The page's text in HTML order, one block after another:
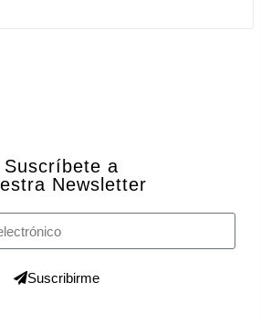
Suscríbete a
Newsletter
Suscribirme